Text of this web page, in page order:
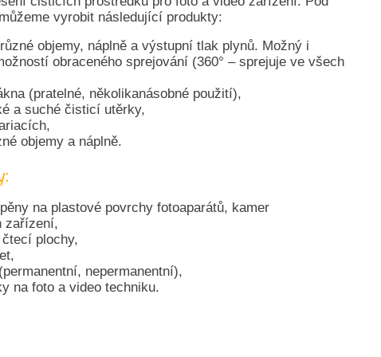
vyrobit následující produkty:
objemy, náplně a výstupní tlak plynů. Možný i
obraceného sprejování (360° – sprejuje ve všech
(pratelné, několikanásobné použití),
a suché čisticí utěrky,
objemy a náplně.
na plastové povrchy fotoaparátů, kamer
zařízení,
plochy,
nepermanentní),
na foto a video techniku.